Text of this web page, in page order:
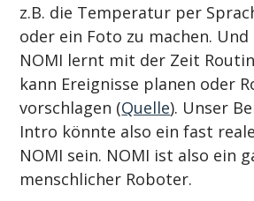
z.B. die Temperatur per
oder ein Foto zu machen.
NOMI lernt mit der Zeit
kann Ereignisse planen oder
vorschlagen (Quelle). Unser
Intro könnte also ein fast
NOMI sein. NOMI ist also ein
menschlicher Roboter.